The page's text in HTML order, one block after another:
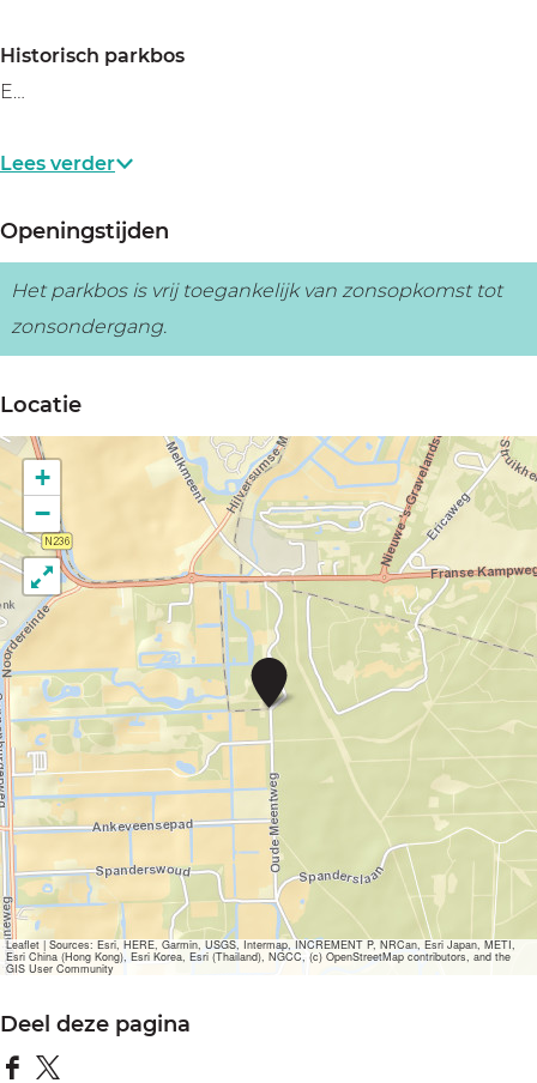
Historisch parkbos
E…
Lees verder
Openingstijden
Het parkbos is vrij toegankelijk van zonsopkomst tot
zonsondergang.
Locatie
B
n
t
a
m
+
−
Leaflet|Sources: Esri, HERE, Garmin, USGS, Intermap, INCREMENT P, NRCan, Esri Japan, METI,
Esri China (Hong Kong), Esri Korea, Esri (Thailand), NGCC, (c) OpenStreetMap contributors, and the
GIS User Community
Deel deze pagina